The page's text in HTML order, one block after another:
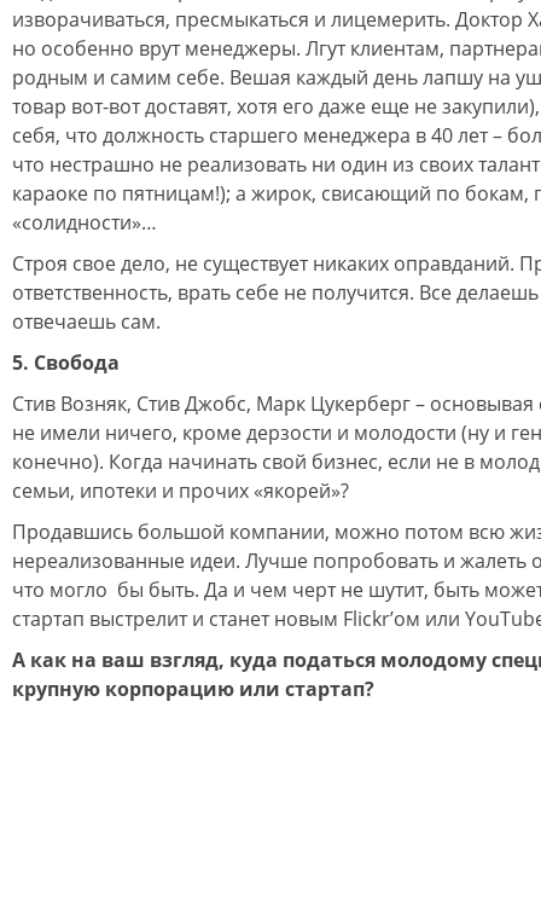
изворачиваться, пресмыкаться и лицемерить. Доктор
но особенно врут менеджеры. Лгут клиентам,
родным и самим себе. Вешая каждый день лапшу на
товар вот-вот доставят, хотя его даже еще не
себя, что должность старшего менеджера в 40 лет –
что нестрашно не реализовать ни один из своих
караоке по пятницам!); а жирок, свисающий по бокам,
«солидности»…
Строя свое дело, не существует никаких оправданий.
ответственность, врать себе не получится. Все
отвечаешь сам.
5. Свобода
Стив Возняк, Стив Джобс, Марк Цукерберг –
не имели ничего, кроме дерзости и молодости (ну и
конечно). Когда начинать свой бизнес, если не в
семьи, ипотеки и прочих «якорей»?
Продавшись большой компании, можно потом всю
нереализованные идеи. Лучше попробовать и жалеть
что могло бы быть. Да и чем черт не шутит, быть
стартап выстрелит и станет новым Flickr’ом или
А как на ваш взгляд, куда податься молодому
крупную корпорацию или стартап?